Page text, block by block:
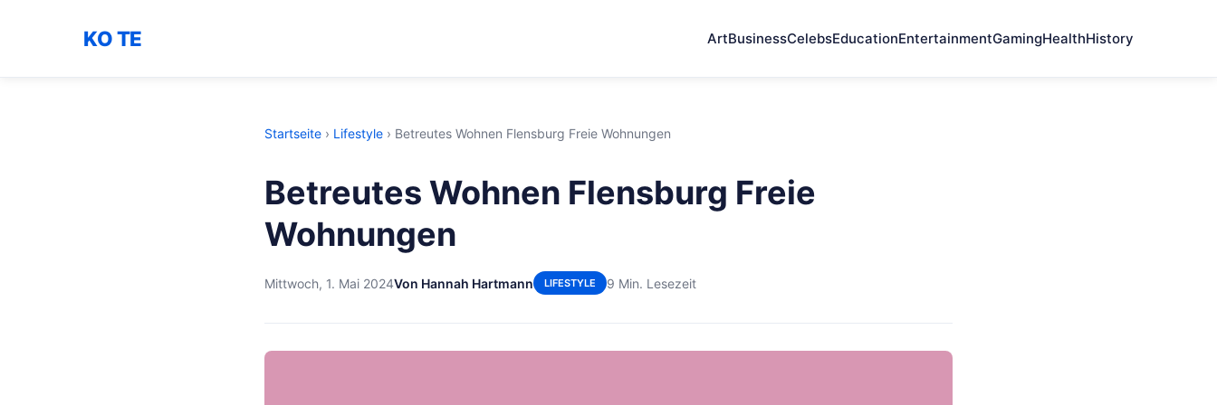
KO TE ArtBusinessCelebsEducationEntertainmentGamingHealthHistory
Startseite › Lifestyle › Betreutes Wohnen Flensburg Freie Wohnungen
Betreutes Wohnen Flensburg Freie
Wohnungen
Mittwoch, 1. Mai 2024Von Hannah Hartmann LIFESTYLE 9 Min. Lesezeit